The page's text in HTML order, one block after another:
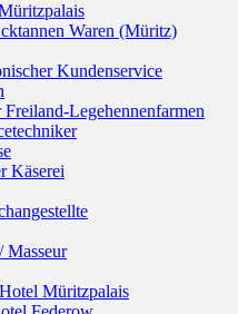
Waren (Müritz)
Kundenservice
Legehennenfarmen
Käserei
Masseur
Müritzpalais